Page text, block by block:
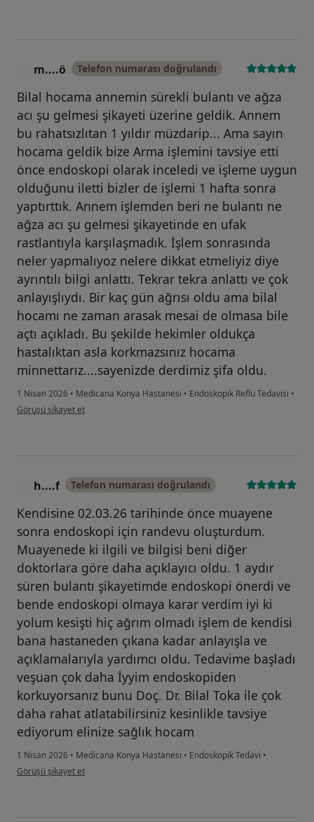
m....ö Telefon numarası doğrulandı
Bilal hocama annemin sürekli bulantı ve ağza
acı şu gelmesi şikayeti üzerine geldik. Annem
bu rahatsızlıtan 1 yıldır müzdarip... Ama sayın
hocama geldik bize Arma işlemini tavsiye etti
önce endoskopi olarak inceledi ve işleme uygun
olduğunu iletti bizler de işlemi 1 hafta sonra
yaptırttık. Annem işlemden beri ne bulantı ne
ağza acı şu gelmesi şikayetinde en ufak
rastlantıyla karşılaşmadık. İşlem sonrasında
neler yapmalıyoz nelere dikkat etmeliyiz diye
ayrıntılı bilgi anlattı. Tekrar tekra anlattı ve çok
anlayışlıydı. Bir kaç gün ağrısı oldu ama bilal
hocamı ne zaman arasak mesai de olmasa bile
açtı açıkladı. Bu şekilde hekimler oldukça
hastalıktan asla korkmazsınız hocama
minnettarız....sayenizde derdimiz şifa oldu.
1 Nisan 2026 • Medicana Konya Hastanesi • Endoskopik Reflü Tedavisi •
kullanıcının görüşüne göre m....ö
Görüşü şikayet et
h....f Telefon numarası doğrulandı
Kendisine 02.03.26 tarihinde önce muayene
sonra endoskopi için randevu oluşturdum.
Muayenede ki ilgili ve bilgisi beni diğer
doktorlara göre daha açıklayıcı oldu. 1 aydır
süren bulantı şikayetimde endoskopi önerdi ve
bende endoskopi olmaya karar verdim iyi ki
yolum kesişti hiç ağrım olmadı işlem de kendisi
bana hastaneden çıkana kadar anlayışla ve
açıklamalarıyla yardımcı oldu. Tedavime başladı
veşuan çok daha İyyim endoskopiden
korkuyorsanız bunu Doç. Dr. Bilal Toka ile çok
daha rahat atlatabilirsiniz kesinlikle tavsiye
ediyorum elinize sağlık hocam
1 Nisan 2026 • Medicana Konya Hastanesi • Endoskopik Tedavi •
kullanıcının görüşüne göre h....f
Görüşü şikayet et